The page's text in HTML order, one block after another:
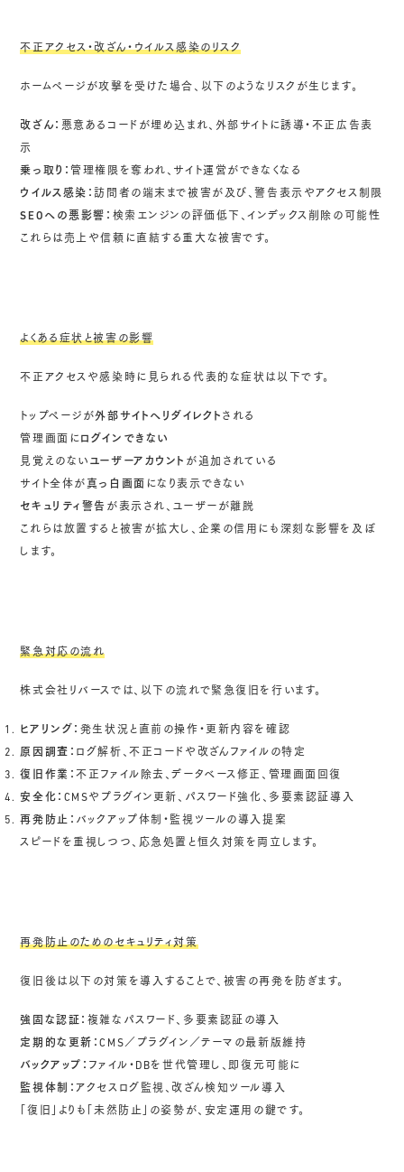
不正アクセス・改ざん・ウイルス感染のリスク
ホームページが攻撃を受けた場合、以下のようなリスクが生じます。
改ざん： 悪意あるコードが埋め込まれ、外部サイトに誘導・不正広告表
示
乗っ取り： 管理権限を奪われ、サイト運営ができなくなる
ウイルス感染： 訪問者の端末まで被害が及び、警告表示やアクセス制限
SEOへの悪影響： 検索エンジンの評価低下、インデックス削除の可能性
これらは売上や信頼に直結する重大な被害です。
よくある症状と被害の影響
不正アクセスや感染時に見られる代表的な症状は以下です。
トップページが外部サイトへリダイレクト される
管理画面にログインできない
見覚えのない ユーザーアカウント が追加されている
サイト全体が真っ白画面 になり表示できない
セキュリティ警告 が表示され、ユーザーが離脱
これらは放置すると被害が拡大し、企業の信用にも深刻な影響を及ぼ
します。
緊急対応の流れ
株式会社リバースでは、以下の流れで緊急復旧を行います。
ヒアリング： 発生状況と直前の操作・更新内容を確認
原因調査： ログ解析、不正コードや改ざんファイルの特定
復旧作業：不正ファイル除去、データベース修正、管理画面回復
安全化： CMSやプラグイン更新、パスワード強化、多要素認証導入
再発防止： バックアップ体制・監視ツールの導入提案
スピードを重視しつつ、応急処置と恒久対策を両立します。
再発防止のためのセキュリティ対策
復旧後は以下の対策を導入することで、被害の再発を防ぎます。
強固な認証： 複雑なパスワード、多要素認証の導入
定期的な更新：CMS／プラグイン／テーマの最新版維持
バックアップ： ファイル・DBを世代管理し、即復元可能に
監視体制：アクセスログ監視、改ざん検知ツール導入
「復旧」よりも「未然防止」の姿勢が、安定運用の鍵です。